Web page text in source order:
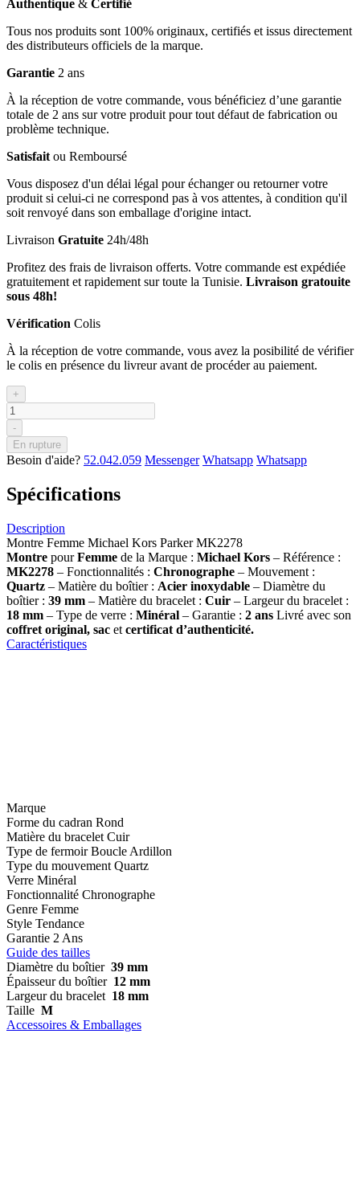
Authentique & Certifié
Tous nos produits sont 100% originaux, certifiés et issus directement
des distributeurs officiels de la marque.
Garantie 2 ans
À la réception de votre commande, vous bénéficiez d’une garantie
totale de 2 ans sur votre produit pour tout défaut de fabrication ou
problème technique.
Satisfait ou Remboursé
Vous disposez d'un délai légal pour échanger ou retourner votre
produit si celui-ci ne correspond pas à vos attentes, à condition qu'il
soit renvoyé dans son emballage d'origine intact.
Livraison Gratuite 24h/48h
Profitez des frais de livraison offerts. Votre commande est expédiée
gratuitement et rapidement sur toute la Tunisie. Livraison gratouite
sous 48h!
Vérification Colis
À la réception de votre commande, vous avez la posibilité de vérifier
le colis en présence du livreur avant de procéder au paiement.
+
-
En rupture
Besoin d'aide? 52.042.059 Messenger Whatsapp Whatsapp
Spécifications
Description
Montre Femme Michael Kors Parker MK2278
Montre pourFemme de la Marque : Michael Kors – Référence :
MK2278 – Fonctionnalités : Chronographe – Mouvement :
Quartz – Matière du boîtier : Acier inoxydable – Diamètre du
boîtier : 39 mm – Matière du bracelet : Cuir – Largeur du bracelet :
18 mm – Type de verre : Minéral – Garantie : 2 ans Livré avec son
coffret original, sac et certificat d’authenticité.
Caractéristiques
Marque
Forme du cadran Rond
Matière du bracelet Cuir
Type de fermoir Boucle Ardillon
Type du mouvement Quartz
Verre Minéral
Fonctionnalité Chronographe
Genre Femme
Style Tendance
Garantie 2 Ans
Guide des tailles
Diamètre du boîtier 39 mm
Épaisseur du boîtier 12 mm
Largeur du bracelet 18 mm
Taille M
Accessoires & Emballages